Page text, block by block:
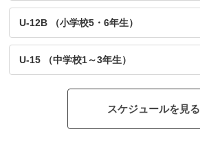
U-12B （小学校5・6年生）
U-15 （中学校1～3年生）
スケジュールを見る